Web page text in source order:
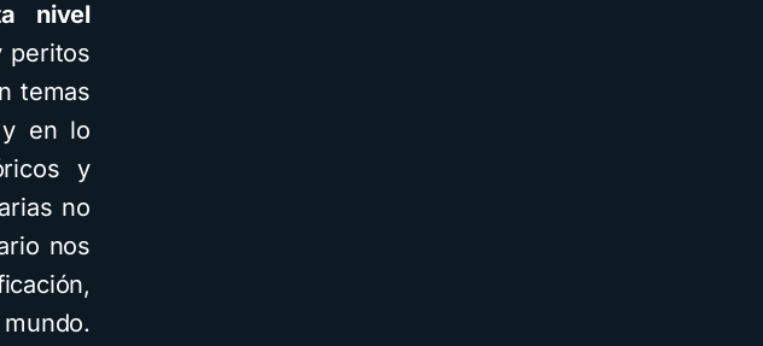
nivel
peritos
temas
y en lo
y
no
nos